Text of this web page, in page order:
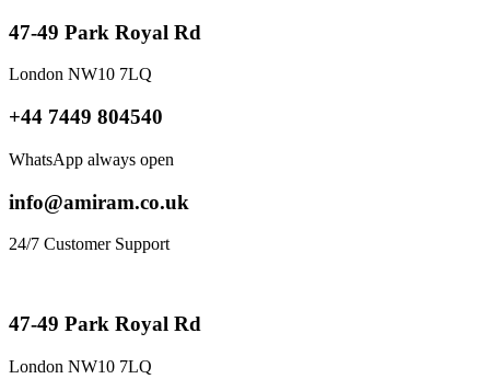
47-49 Park Royal Rd
London NW10 7LQ
+44 7449 804540
WhatsApp always open
info@amiram.co.uk
24/7 Customer Support
47-49 Park Royal Rd
London NW10 7LQ